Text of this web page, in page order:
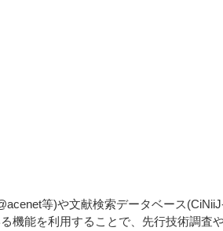
等)や文献検索データベース
機能を利用することで、先行技術調査